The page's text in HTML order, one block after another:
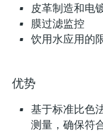
皮革制造和电
膜过滤监控
饮用水应用的
优势
基于标准比色
测量，确保符